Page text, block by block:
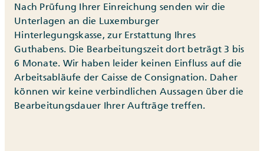
Nach Prüfung Ihrer Einreichung senden wir die
Unterlagen an die Luxemburger
Hinterlegungskasse, zur Erstattung Ihres
Guthabens. Die Bearbeitungszeit dort beträgt 3 bis
6 Monate. Wir haben leider keinen Einfluss auf die
Arbeitsabläufe der Caisse de Consignation. Daher
können wir keine verbindlichen Aussagen über die
Bearbeitungsdauer Ihrer Aufträge treffen.